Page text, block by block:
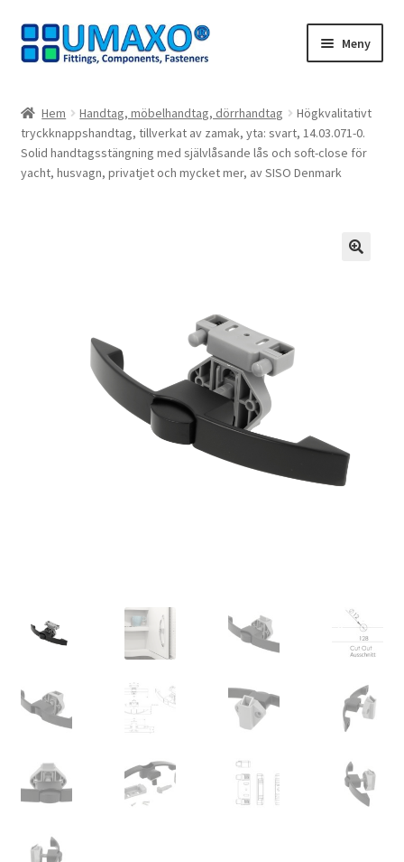
Hoppa
till
Hoppa
till
Meny
Avbeställning
Avtryck
Hem Handtag, möbelhandtag, dörrhandtag
Högkvalitativt
tryckknappshandtag, tillverkat av zamak, yta: svart, 14.03.071-0.
Solid handtagsstängning med självlåsande lås och soft-close för
yacht, husvagn, privatjet och mycket mer, av SISO Denmark